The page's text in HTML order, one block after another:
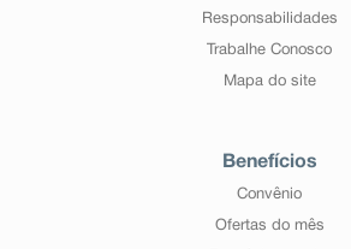
Responsabilidades
Trabalhe Conosco
Mapa do site
Benefícios
Convênio
Ofertas do mês